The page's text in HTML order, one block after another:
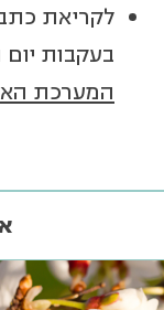
לקריאת
בעקבות יום
המערכת